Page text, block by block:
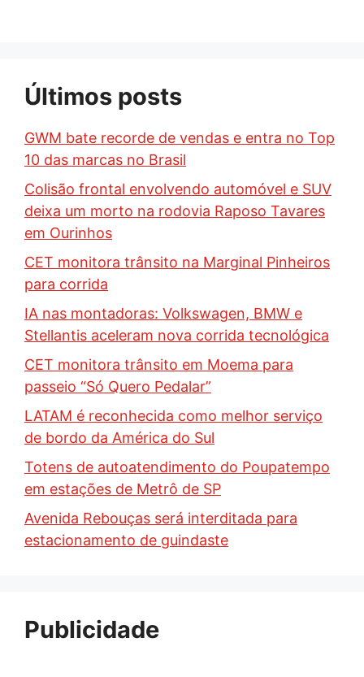
Últimos posts
GWM bate recorde de vendas e entra no Top
10 das marcas no Brasil
Colisão frontal envolvendo automóvel e SUV
deixa um morto na rodovia Raposo Tavares
em Ourinhos
CET monitora trânsito na Marginal Pinheiros
para corrida
IA nas montadoras: Volkswagen, BMW e
Stellantis aceleram nova corrida tecnológica
CET monitora trânsito em Moema para
passeio “Só Quero Pedalar”
LATAM é reconhecida como melhor serviço
de bordo da América do Sul
Totens de autoatendimento do Poupatempo
em estações de Metrô de SP
Avenida Rebouças será interditada para
estacionamento de guindaste
Publicidade